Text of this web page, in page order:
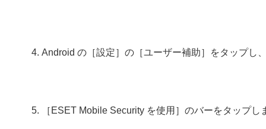
Android の［設定］の［ユーザー補助］をタップし
［ESET Mobile Security を使用］のバーをタップし